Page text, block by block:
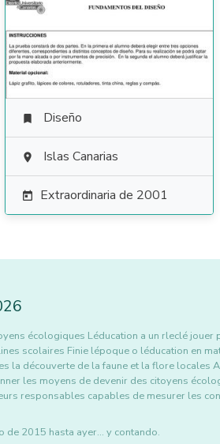
 Diseño
 Islas Canarias
 Extraordinaria de 2001
écologiques Léducation a un rleclé
scolaires Finie lépoque o léducation en
la découverte de la faune et la flore locales
les moyens de devenir des citoyens
responsables capables de mesurer les
2015 hasta ayer... y contando.